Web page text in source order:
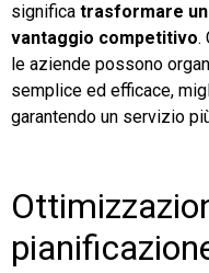
significa trasformare
vantaggio competitivo.
le aziende possono
semplice ed efficace,
garantendo un servizio